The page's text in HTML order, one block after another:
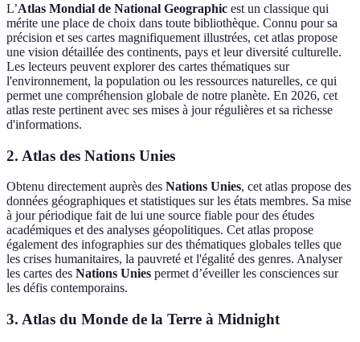
L’Atlas Mondial de National Geographic est un classique qui
mérite une place de choix dans toute bibliothèque. Connu pour sa
précision et ses cartes magnifiquement illustrées, cet atlas propose
une vision détaillée des continents, pays et leur diversité culturelle.
Les lecteurs peuvent explorer des cartes thématiques sur
l'environnement, la population ou les ressources naturelles, ce qui
permet une compréhension globale de notre planète. En 2026, cet
atlas reste pertinent avec ses mises à jour régulières et sa richesse
d'informations.
2. Atlas des Nations Unies
Obtenu directement auprès des Nations Unies, cet atlas propose des
données géographiques et statistiques sur les états membres. Sa mise
à jour périodique fait de lui une source fiable pour des études
académiques et des analyses géopolitiques. Cet atlas propose
également des infographies sur des thématiques globales telles que
les crises humanitaires, la pauvreté et l'égalité des genres. Analyser
les cartes des Nations Unies permet d’éveiller les consciences sur
les défis contemporains.
3. Atlas du Monde de la Terre à Midnight